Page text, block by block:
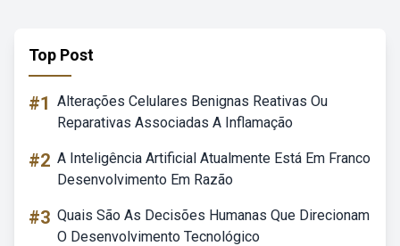
Top Post
#1 Alterações Celulares Benignas Reativas Ou
Reparativas Associadas A Inflamação
#2 A Inteligência Artificial Atualmente Está Em Franco
Desenvolvimento Em Razão
#3 Quais São As Decisões Humanas Que Direcionam
O Desenvolvimento Tecnológico